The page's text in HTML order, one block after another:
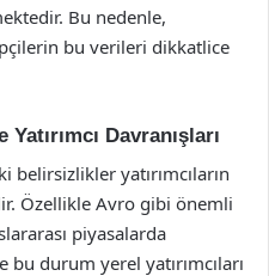
Bu nedenle,
bu verileri dikkatlice
Davranışları
yatırımcıların
Özellikle Avro gibi önemli
piyasalarda
durum yerel yatırımcıları